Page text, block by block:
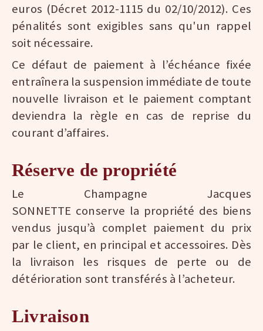
euros (Décret 2012-1115 du 02/10/2012). Ces
pénalités sont exigibles sans qu'un rappel
soit nécessaire.
Ce défaut de paiement à l’échéance fixée
entraînera la suspension immédiate de toute
nouvelle livraison et le paiement comptant
deviendra la règle en cas de reprise du
courant d’affaires.
Réserve de propriété
Le Champagne Jacques
SONNETTE conserve la propriété des biens
vendus jusqu’à complet paiement du prix
par le client, en principal et accessoires. Dès
la livraison les risques de perte ou de
détérioration sont transférés à l’acheteur.
Livraison